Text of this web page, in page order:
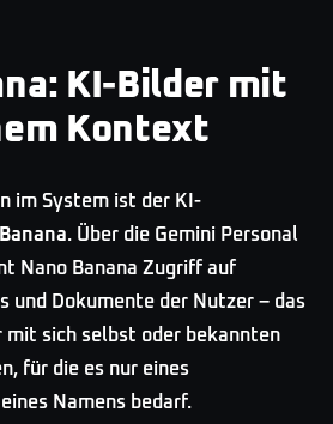
KI-Bilder mit
Kontext
im System ist der KI-
. Über die Gemini Personal
Nano Banana Zugriff auf
und Dokumente der Nutzer – das
mit sich selbst oder bekannten
für die es nur eines
Namens bedarf.